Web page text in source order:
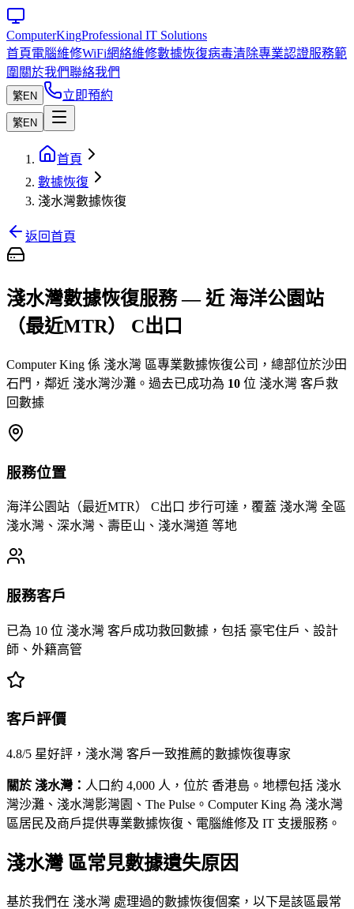
ComputerKingProfessional IT Solutions
首頁電腦維修WiFi網絡維修數據恢復病毒清除專業認證服務範
圍 關於我們聯絡我們
繁EN 立即預約
繁EN
首頁
數據恢復
淺水灣數據恢復
返回首頁
淺水灣數據恢復服務 — 近 海洋公園站
（最近MTR） C出口
Computer King 係 淺水灣 區專業數據恢復公司，總部位於沙田
石門，鄰近 淺水灣沙灘。過去已成功為 10 位 淺水灣 客戶救
回數據
服務位置
海洋公園站（最近MTR） C出口 步行可達，覆蓋 淺水灣 全區
淺水灣、深水灣、壽臣山、淺水灣道 等地
服務客戶
已為 10 位 淺水灣 客戶成功救回數據，包括 豪宅住戶、設計
師、外籍高管
客戶評價
4.8/5 星好評，淺水灣 客戶一致推薦的數據恢復專家
關於 淺水灣： 人口約 4,000 人，位於 香港島。地標包括 淺水
灣沙灘、淺水灣影灣園、The Pulse。Computer King 為 淺水灣
區居民及商戶提供專業數據恢復、電腦維修及 IT 支援服務。
淺水灣 區常見數據遺失原因
基於我們在 淺水灣 處理過的數據恢復個案，以下是該區最常